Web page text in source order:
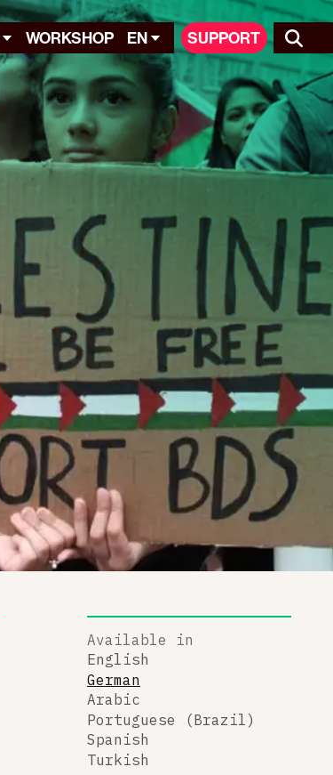
WORKSHOP EN SUPPORT
Available in
English
German
Arabic
Portuguese (Brazil)
Spanish
Turkish